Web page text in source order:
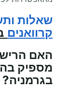
שאלות
קרוואנים
האם
מספיק ב
בגרמניה?